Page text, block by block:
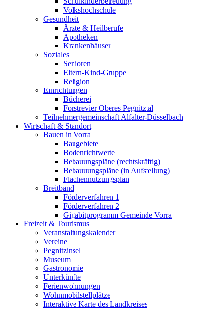
Volkshochschule
Gesundheit
Ärzte & Heilberufe
Apotheken
Krankenhäuser
Soziales
Senioren
Eltern-Kind-Gruppe
Religion
Einrichtungen
Bücherei
Forstrevier Oberes Pegnitztal
Teilnehmergemeinschaft Alfalter-Düsselbach
Wirtschaft & Standort
Bauen in Vorra
Baugebiete
Bodenrichtwerte
Bebauungspläne (rechtskräftig)
Bebauuungspläne (in Aufstellung)
Flächennutzungsplan
Breitband
Förderverfahren 1
Förderverfahren 2
Gigabitprogramm Gemeinde Vorra
Freizeit & Tourismus
Veranstaltungskalender
Vereine
Pegnitzinsel
Museum
Gastronomie
Unterkünfte
Ferienwohnungen
Wohnmobilstellplätze
Interaktive Karte des Landkreises